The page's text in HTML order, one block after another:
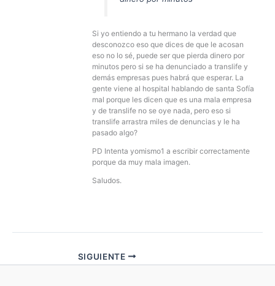
Si yo entiendo a tu hermano la verdad que
desconozco eso que dices de que le acosan
eso no lo sé, puede ser que pierda dinero por
minutos pero si se ha denunciado a translife y
demás empresas pues habrá que esperar. La
gente viene al hospital hablando de santa Sofía
mal porque les dicen que es una mala empresa
y de translife no se oye nada, pero eso si
translife arrastra miles de denuncias y le ha
pasado algo?
PD Intenta yomismo1 a escribir correctamente
porque da muy mala imagen.
Saludos.
SIGUIENTE